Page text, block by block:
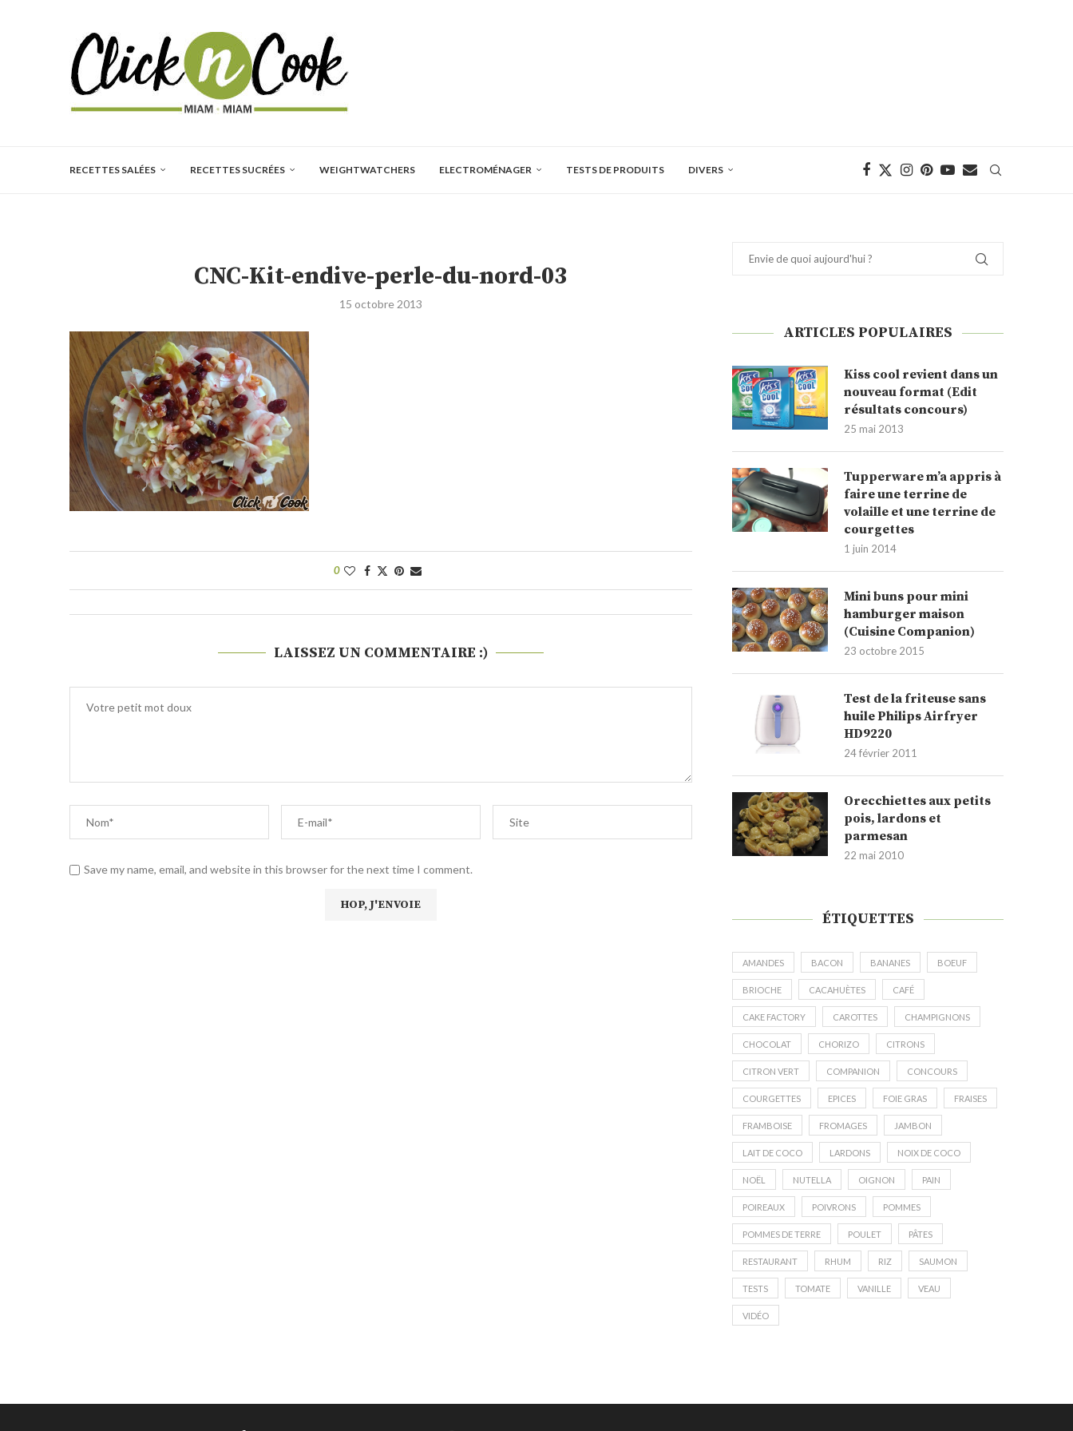
RECETTES SALÉES RECETTES SUCRÉES WEIGHTWATCHERS ELECTROMÉNAGER TESTS DE PRODUITS DIVERS
CNC-Kit-endive-perle-du-nord-03
15 octobre 2013
0
LAISSEZ UN COMMENTAIRE :)
Save my name, email, and website in this browser for the next time I comment.
ARTICLES POPULAIRES
Kiss cool revient dans un
nouveau format (Edit
résultats concours)
25 mai 2013
Tupperware m’a appris à
faire une terrine de
volaille et une terrine de
courgettes
1 juin 2014
Mini buns pour mini
hamburger maison
(Cuisine Companion)
23 octobre 2015
Test de la friteuse sans
huile Philips Airfryer
HD9220
24 février 2011
Orecchiettes aux petits
pois, lardons et
parmesan
22 mai 2010
ÉTIQUETTES
AMANDES BACON BANANES BOEUF
BRIOCHE CACAHUÈTES CAFÉ
CAKE FACTORY CAROTTES CHAMPIGNONS
CHOCOLAT CHORIZO CITRONS
CITRON VERT COMPANION CONCOURS
COURGETTES EPICES FOIE GRAS FRAISES
FRAMBOISE FROMAGES JAMBON
LAIT DE COCO LARDONS NOIX DE COCO
NOËL NUTELLA OIGNON PAIN
POIREAUX POIVRONS POMMES
POMMES DE TERRE POULET PÂTES
RESTAURANT RHUM RIZ SAUMON
TESTS TOMATE VANILLE VEAU
VIDÉO